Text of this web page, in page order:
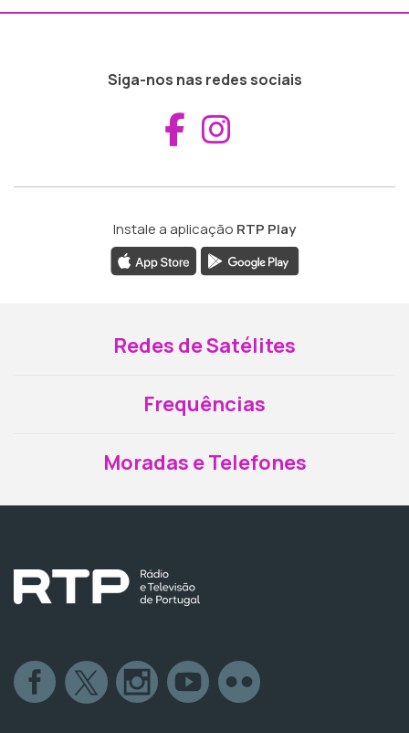
Siga-nos nas redes sociais
Aceder ao
Instale a aplicação RTP Play
Redes de Satélites
Frequências
Moradas e Telefones